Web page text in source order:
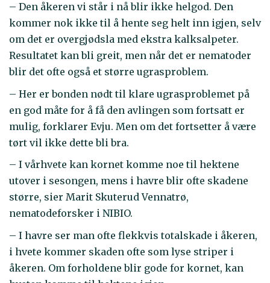
– Den åkeren vi står i nå blir ikke helgod. Den
kommer nok ikke til å hente seg helt inn igjen, selv
om det er overgjødsla med ekstra kalksalpeter.
Resultatet kan bli greit, men når det er nematoder
blir det ofte også et større ugrasproblem.
– Her er bonden nødt til klare ugrasproblemet på
en god måte for å få den avlingen som fortsatt er
mulig, forklarer Evju. Men om det fortsetter å være
tørt vil ikke dette bli bra.
– I vårhvete kan kornet komme noe til hektene
utover i sesongen, mens i havre blir ofte skadene
større, sier Marit Skuterud Vennatrø,
nematodeforsker i NIBIO.
– I havre ser man ofte flekkvis totalskade i åkeren,
i hvete kommer skaden ofte som lyse striper i
åkeren. Om forholdene blir gode for kornet, kan